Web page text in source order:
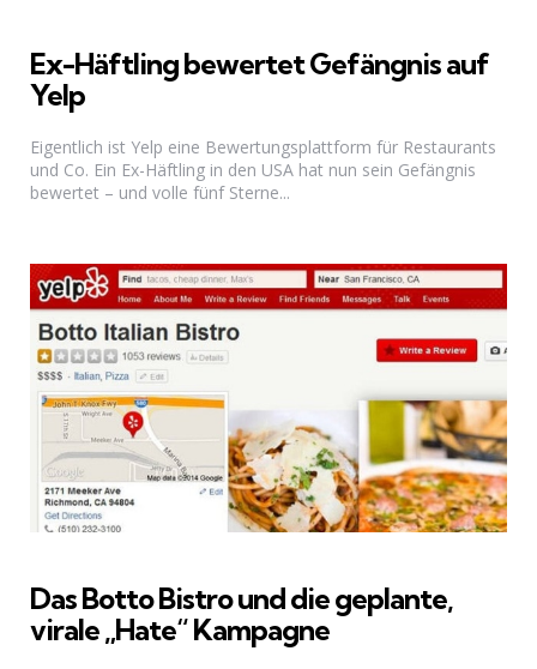
Ex-Häftling bewertet Gefängnis auf
Yelp
Eigentlich ist Yelp eine Bewertungsplattform für Restaurants
und Co. Ein Ex-Häftling in den USA hat nun sein Gefängnis
bewertet – und volle fünf Sterne...
Das Botto Bistro und die geplante,
virale „Hate“ Kampagne